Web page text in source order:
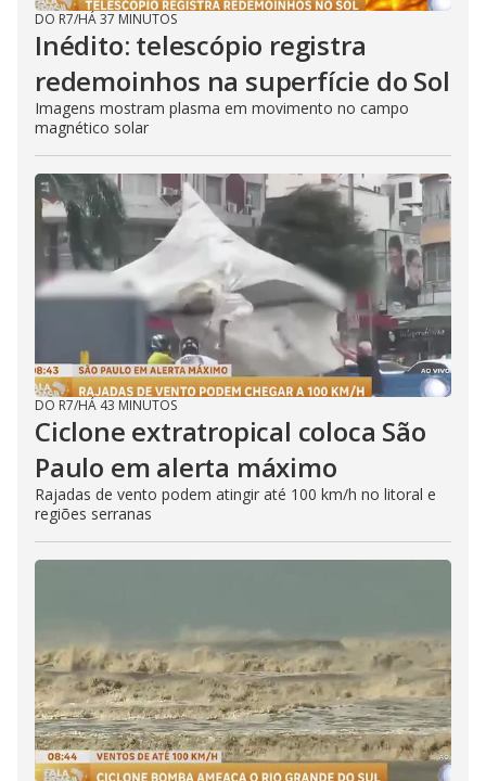
DO R7/HÁ 37 MINUTOS
Inédito: telescópio registra
redemoinhos na superfície do Sol
Imagens mostram plasma em movimento no campo
magnético solar
DO R7/HÁ 43 MINUTOS
Ciclone extratropical coloca São
Paulo em alerta máximo
Rajadas de vento podem atingir até 100 km/h no litoral e
regiões serranas